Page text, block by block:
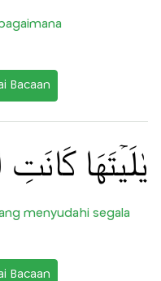
Bacaan
يٰلَيۡتَهَا كَانَتِ
menyudahi segala
Bacaan